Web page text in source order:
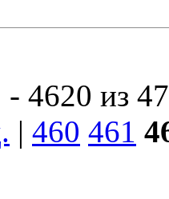
4620 из
| 460 461